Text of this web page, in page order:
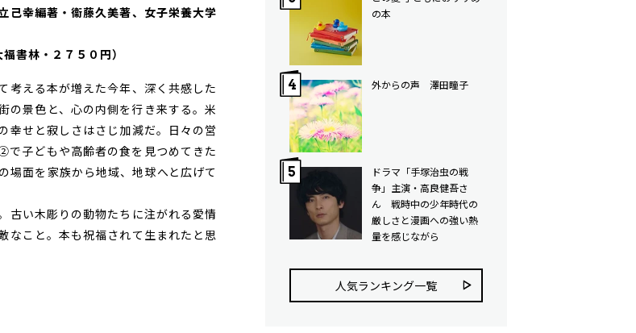
幸編著・衞藤久美著、女子栄養大学
書林・２７５０円）
える本が増えた今年、深く共感した
景色と、心の内側を行き来する。米
幸せと寂しさはさじ加減だ。日々の営
子どもや高齢者の食を見つめてきた
場面を家族から地域、地球へと広げて
い木彫りの動物たちに注がれる愛情
なこと。本も祝福されて生まれたと思
の本
外からの声 澤田瞳子
ドラマ「手塚治虫の戦
争」主演・高良健吾さ
ん 戦時中の少年時代の
厳しさと漫画への強い熱
量を感じながら
人気ランキング⼀覧